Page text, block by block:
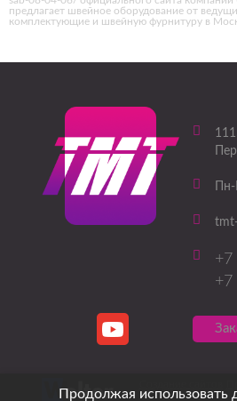
предлагает швейное оборудование от
комплектующие и швейную фурнитуру в
+7
+7
Продолжая использовать